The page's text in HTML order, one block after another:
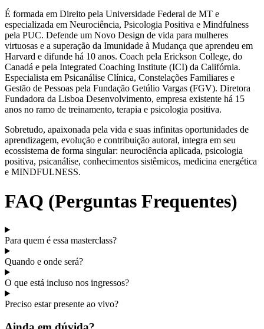
É formada em Direito pela Universidade Federal de MT e
especializada em Neurociência, Psicologia Positiva e Mindfulness
pela PUC. Defende um Novo Design de vida para mulheres
virtuosas e a superação da Imunidade à Mudança que aprendeu em
Harvard e difunde há 10 anos. Coach pela Erickson College, do
Canadá e pela Integrated Coaching Institute (ICI) da Califórnia.
Especialista em Psicanálise Clínica, Constelações Familiares e
Gestão de Pessoas pela Fundação Getúlio Vargas (FGV). Diretora
Fundadora da Lisboa Desenvolvimento, empresa existente há 15
anos no ramo de treinamento, terapia e psicologia positiva.
Sobretudo, apaixonada pela vida e suas infinitas oportunidades de
aprendizagem, evolução e contribuição autoral, integra em seu
ecossistema de forma singular: neurociência aplicada, psicologia
positiva, psicanálise, conhecimentos sistêmicos, medicina energética
e MINDFULNESS.
FAQ (Perguntas Frequentes)
Para quem é essa masterclass?
Quando e onde será?
O que está incluso nos ingressos?
Preciso estar presente ao vivo?